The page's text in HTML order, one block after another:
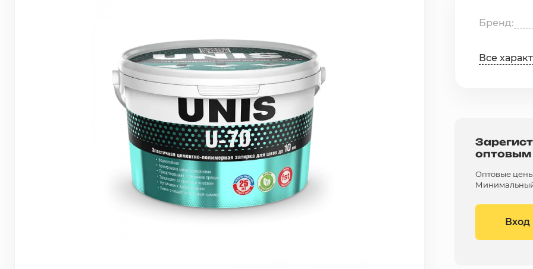
Герметики, жидкие гвозди, пена
Саморезы, дюбеля, шурупы
Инструмент и оборудование
строительные, серпянки
Лакокрасочные материалы
Бренд
Все
Оптовые цены
Минимальный
Вход